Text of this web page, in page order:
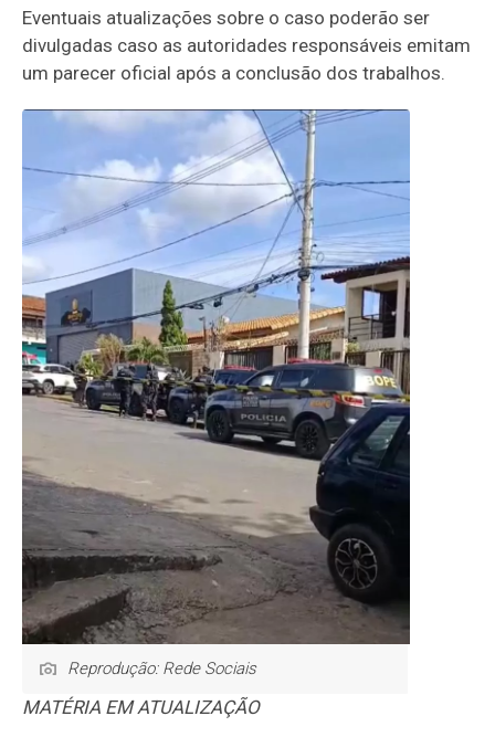
Eventuais atualizações sobre o caso poderão ser
divulgadas caso as autoridades responsáveis emitam
um parecer oficial após a conclusão dos trabalhos.
Reprodução: Rede Sociais
MATÉRIA EM ATUALIZAÇÃO